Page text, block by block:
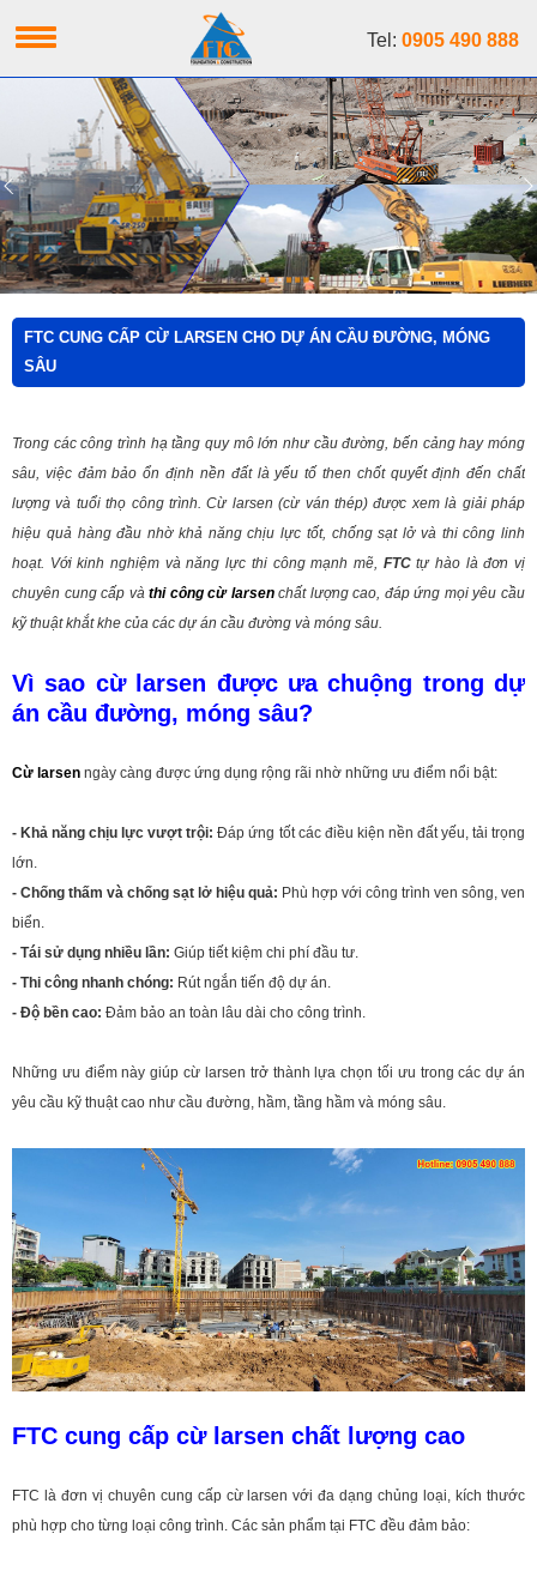
Tel: 0905 490 888
FTC CUNG CẤP CỪ LARSEN CHO DỰ ÁN CẦU ĐƯỜNG, MÓNG
SÂU
Trong các công trình hạ tầng quy mô lớn như cầu đường, bến cảng hay móng
sâu, việc đảm bảo ổn định nền đất là yếu tố then chốt quyết định đến chất
lượng và tuổi thọ công trình. Cừ larsen (cừ ván thép) được xem là giải pháp
hiệu quả hàng đầu nhờ khả năng chịu lực tốt, chống sạt lở và thi công linh
hoạt. Với kinh nghiệm và năng lực thi công mạnh mẽ, FTCtự hào là đơn vị
chuyên cung cấp vàthi công cừ larsenchất lượng cao, đáp ứng mọi yêu cầu
kỹ thuật khắt khe của các dự án cầu đường và móng sâu.
Vì sao cừ larsen được ưa chuộng trong dự
án cầu đường, móng sâu?
Cừ larsen ngày càng được ứng dụng rộng rãi nhờ những ưu điểm nổi bật:
- Khả năng chịu lực vượt trội:Đáp ứng tốt các điều kiện nền đất yếu, tải trọng
lớn.
- Chống thấm và chống sạt lở hiệu quả: Phù hợp với công trình ven sông, ven
biển.
- Tái sử dụng nhiều lần: Giúp tiết kiệm chi phí đầu tư.
- Thi công nhanh chóng: Rút ngắn tiến độ dự án.
- Độ bền cao: Đảm bảo an toàn lâu dài cho công trình.
Những ưu điểm này giúp cừ larsen trở thành lựa chọn tối ưu trong các dự án
yêu cầu kỹ thuật cao như cầu đường, hầm, tầng hầm và móng sâu.
FTC cung cấp cừ larsen chất lượng cao
FTC là đơn vị chuyên cung cấp cừ larsen với đa dạng chủng loại, kích thước
phù hợp cho từng loại công trình. Các sản phẩm tại FTC đều đảm bảo: